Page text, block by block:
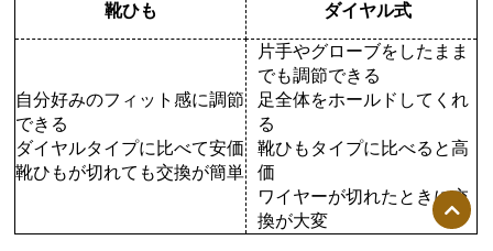
靴ひも ダイヤル式
自分好みのフィット感に調節
できる
ダイヤルタイプに比べて安価
靴ひもが切れても交換が簡単
片手やグローブをしたまま
でも調節できる
足全体をホールドしてくれ
る
靴ひもタイプに比べると高
価
ワイヤーが切れたときに交
換が大変